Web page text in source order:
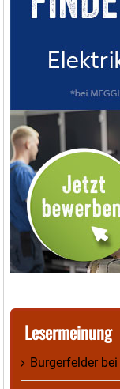
Lesermeinung
Burgerfelderbei